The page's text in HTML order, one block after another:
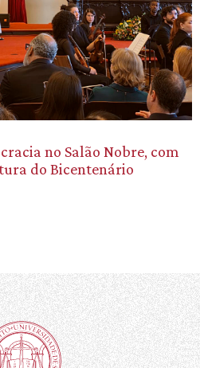
no Salão Nobre, com
do Bicentenário